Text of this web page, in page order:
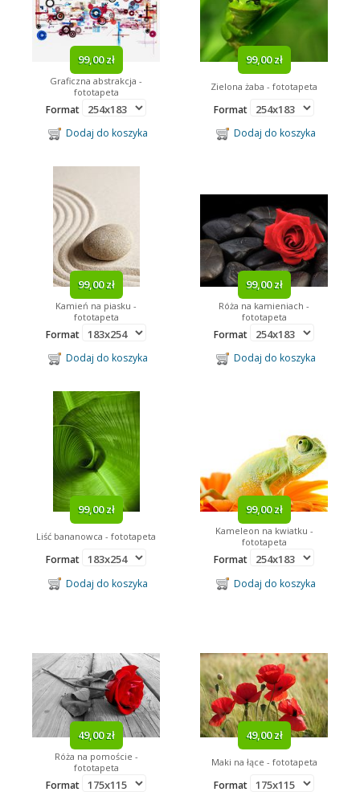
99,00 zł
Graficzna abstrakcja -
fototapeta
Format
Dodaj do koszyka
99,00 zł
Zielona żaba - fototapeta
Format
Dodaj do koszyka
99,00 zł
Kamień na piasku -
fototapeta
Format
Dodaj do koszyka
99,00 zł
Róża na kamieniach -
fototapeta
Format
Dodaj do koszyka
99,00 zł
Liść bananowca - fototapeta
Format
Dodaj do koszyka
99,00 zł
Kameleon na kwiatku -
fototapeta
Format
Dodaj do koszyka
49,00 zł
Róża na pomoście -
fototapeta
Format
49,00 zł
Maki na łące - fototapeta
Format